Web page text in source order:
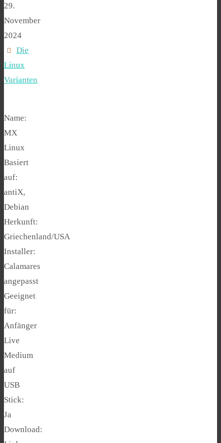
29.
November
2024
Die
Linux
Varianten
Name:
MX
Linux
Basiert
auf:
antiX,
Debian
Herkunft:
Griechenland/USA
Installer:
Calamares
angepasst
Geeignet
für:
Anfänger
Live
Medium
auf
USB
Stick:
Ja
Download: